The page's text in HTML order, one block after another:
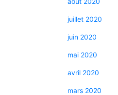
juillet 2020
juin 2020
mai 2020
avril 2020
mars 2020